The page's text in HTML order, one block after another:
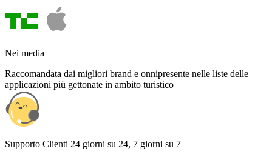
Nei media
Raccomandata dai migliori brand e onnipresente nelle liste delle
applicazioni più gettonate in ambito turistico
Supporto Clienti 24 giorni su 24, 7 giorni su 7